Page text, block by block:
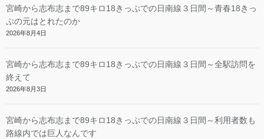
宮崎から志布志まで89キロ18きっぷでの日南線３日間～青春18きっ
ぷの元はとれたのか
2026年8月4日
宮崎から志布志まで89キロ18きっぷでの日南線３日間～全駅訪問を
終えて
2026年8月3日
宮崎から志布志まで89キロ18きっぷでの日南線３日間～利用者数も
路線内では巨人なんです